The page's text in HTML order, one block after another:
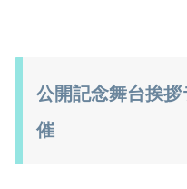
公開記念舞台挨
催